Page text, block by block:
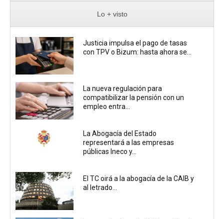
Lo + visto
Justicia impulsa el pago de tasas
con TPV o Bizum: hasta ahora se...
La nueva regulación para
compatibilizar la pensión con un
empleo entra...
La Abogacía del Estado
representará a las empresas
públicas Ineco y...
El TC oirá a la abogacía de la CAIB y
al letrado...